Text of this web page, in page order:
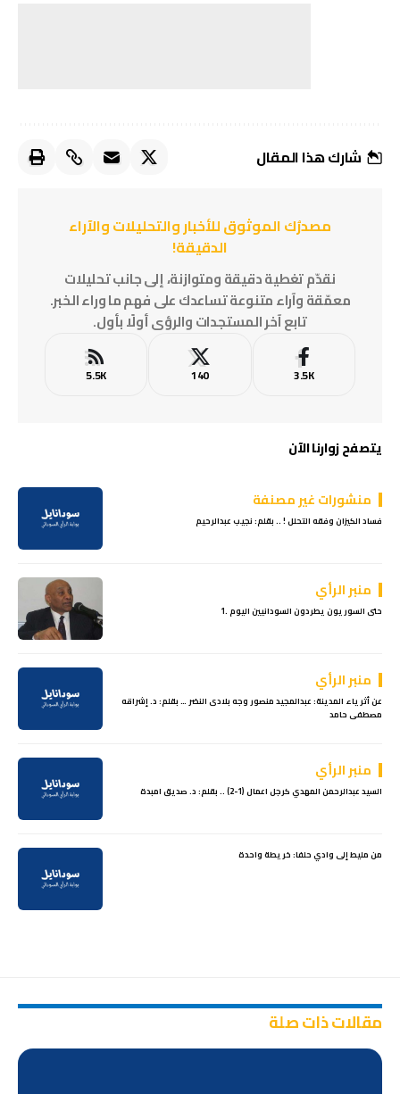
شارك هذا المقال
مصدرُك الموثوق للأخبار والتحليلات والآراء
الدقيقة!
نقدّم تغطية دقيقة ومتوازنة، إلى جانب تحليلات
معمّقة وآراء متنوعة تساعدك على فهم ما وراء الخبر.
تابع آخر المستجدات والرؤى أولًا بأول.
3.5K
140
5.5K
يتصفح زوارنا الآن
منشورات غير مصنفة
فساد الكيزان وفقه التحلل ! .. بقلم: نجيب عبدالرحيم
منبر الرأي
حتى السوريون يطردون السودانيين اليوم .1
منبر الرأي
عن أثرياء المدينة: عبدالمجيد منصور وجه بلادى النضر … بقلم: د. إشراقه
مصطفى حامد
منبر الرأي
السيد عبدالرحمن المهدي كرجل اعمال (1-2) .. بقلم: د. صديق امبدة
من مليط إلى وادي حلفا: خريطة واحدة
مقالات ذات صلة